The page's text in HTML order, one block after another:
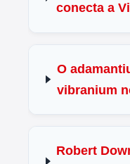
conecta a
O
vibranium
Robert